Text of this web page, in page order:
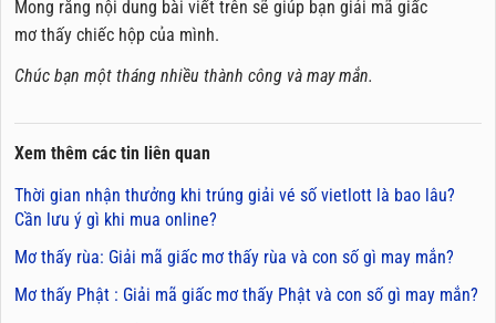
Mong rằng nội dung bài viết trên sẽ giúp bạn giải mã giấc
mơ thấy chiếc hộp của mình.
Chúc bạn một tháng nhiều thành công và may mắn.
Xem thêm các tin liên quan
Thời gian nhận thưởng khi trúng giải vé số vietlott là bao lâu?
Cần lưu ý gì khi mua online?
Mơ thấy rùa: Giải mã giấc mơ thấy rùa và con số gì may mắn?
Mơ thấy Phật : Giải mã giấc mơ thấy Phật và con số gì may mắn?